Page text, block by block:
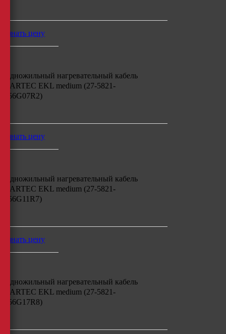
узнать цену
Одножильный нагревательный кабель
BARTEC EKL medium (27-5821-
756G07R2)
узнать цену
Одножильный нагревательный кабель
BARTEC EKL medium (27-5821-
756G11R7)
узнать цену
Одножильный нагревательный кабель
BARTEC EKL medium (27-5821-
756G17R8)